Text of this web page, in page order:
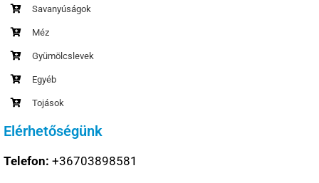
Savanyúságok
Méz
Gyümölcslevek
Egyéb
Tojások
Elérhetőségünk
Telefon: +36703898581